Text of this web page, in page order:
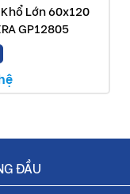
Lớn 60x120
GP12805
ĐẦU